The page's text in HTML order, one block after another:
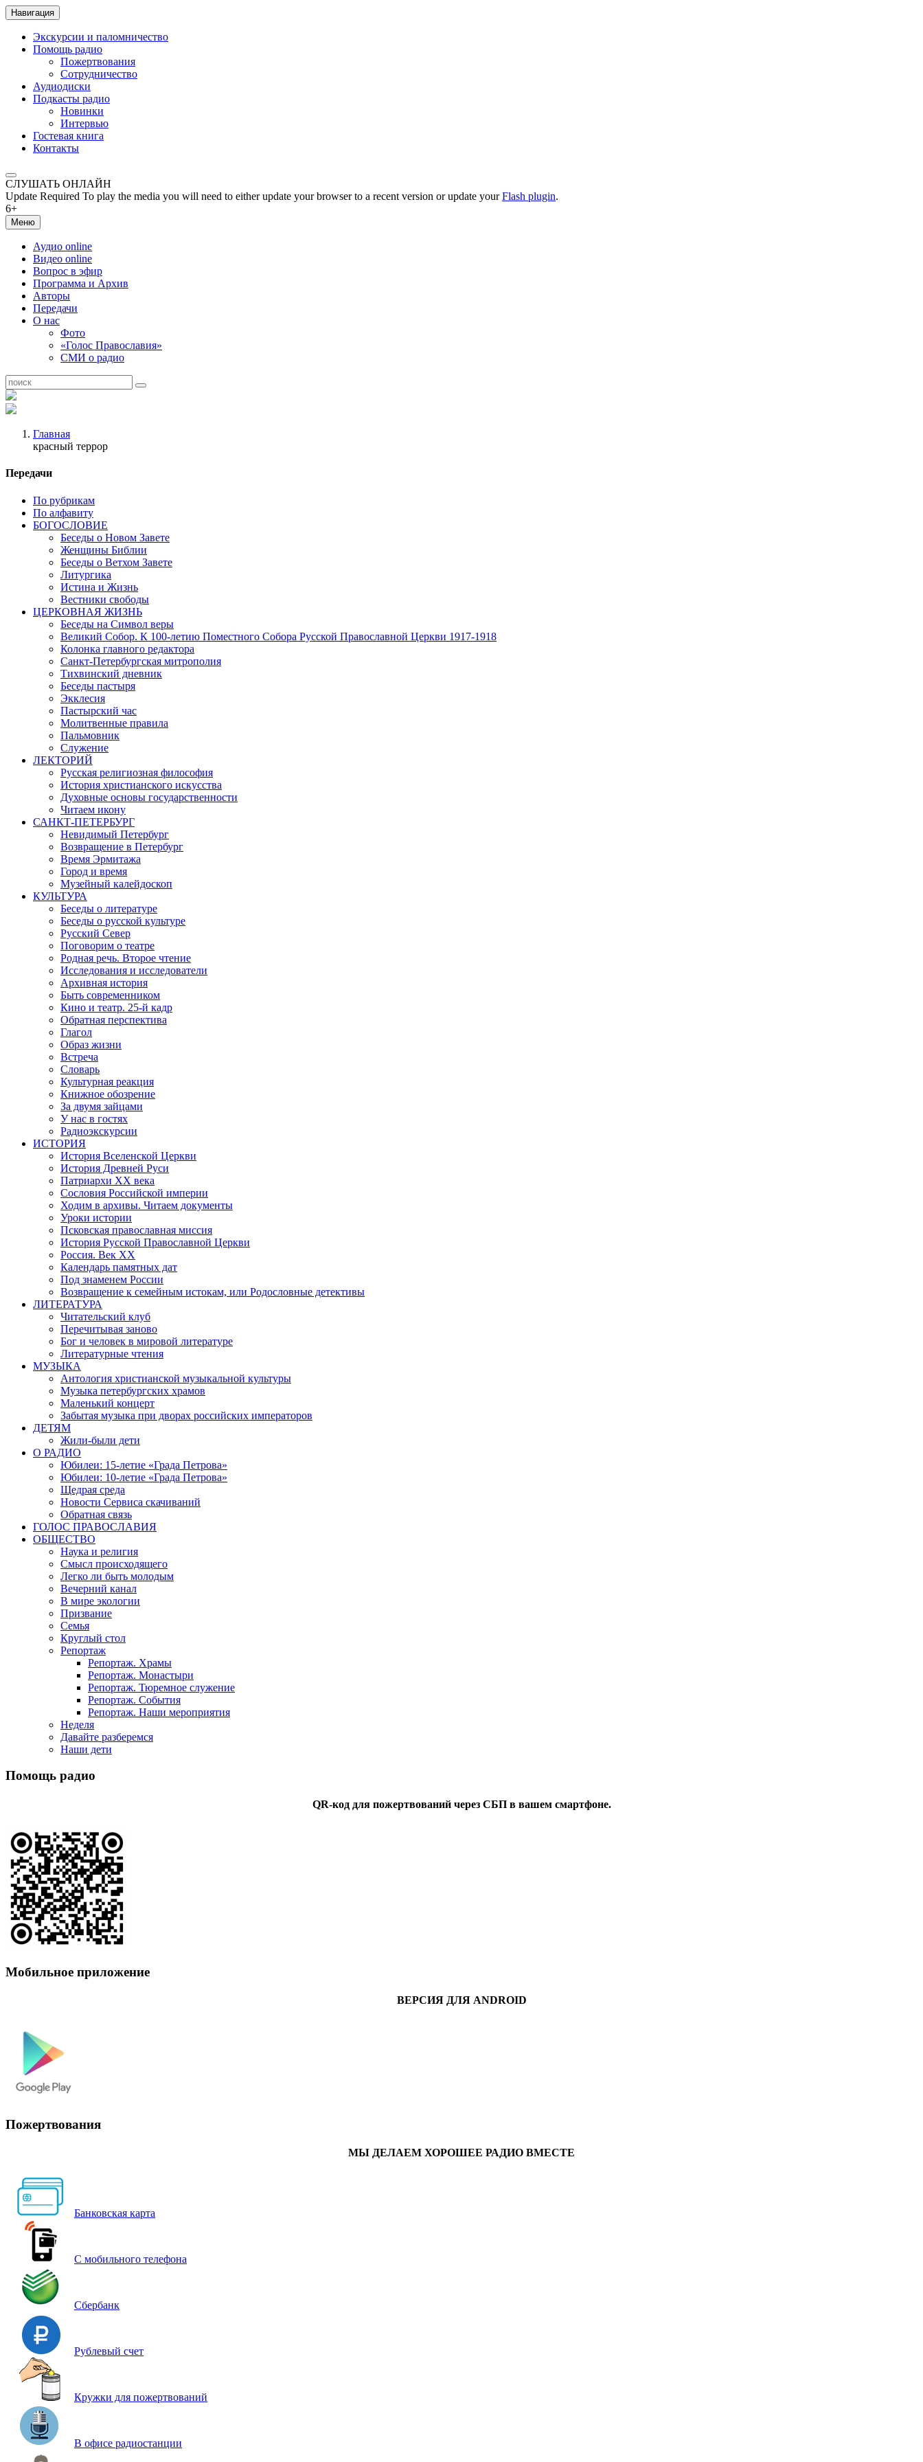
Навигация
Экскурсии и паломничество
Помощь радио
Пожертвования
Сотрудничество
Аудиодиски
Подкасты радио
Новинки
Интервью
Гостевая книга
Контакты
СЛУШАТЬ ОНЛАЙН
Update Required To play the media you will need to either update your browser to a recent version or update yourFlash plugin.
6+
Меню
Аудио online
Видео online
Вопрос в эфир
Программа и Архив
Авторы
Передачи
О нас
Фото
«Голос Православия»
СМИ о радио
Главная
красный террор
Передачи
По рубрикам
По алфавиту
БОГОСЛОВИЕ
Беседы о Новом Завете
Женщины Библии
Беседы о Ветхом Завете
Литургика
Истина и Жизнь
Вестники свободы
ЦЕРКОВНАЯ ЖИЗНЬ
Беседы на Символ веры
Великий Собор. К 100-летию Поместного Собора Русской Православной Церкви 1917-1918
Колонка главного редактора
Санкт-Петербургская митрополия
Тихвинский дневник
Беседы пастыря
Экклесия
Пастырский час
Молитвенные правила
Пальмовник
Служение
ЛЕКТОРИЙ
Русская религиозная философия
История христианского искусства
Духовные основы государственности
Читаем икону
САНКТ-ПЕТЕРБУРГ
Невидимый Петербург
Возвращение в Петербург
Время Эрмитажа
Город и время
Музейный калейдоскоп
КУЛЬТУРА
Беседы о литературе
Беседы о русской культуре
Русский Север
Поговорим о театре
Родная речь. Второе чтение
Исследования и исследователи
Архивная история
Быть современником
Кино и театр. 25-й кадр
Обратная перспектива
Глагол
Образ жизни
Встреча
Словарь
Культурная реакция
Книжное обозрение
За двумя зайцами
У нас в гостях
Радиоэкскурсии
ИСТОРИЯ
История Вселенской Церкви
История Древней Руси
Патриархи XX века
Сословия Российской империи
Ходим в архивы. Читаем документы
Уроки истории
Псковская православная миссия
История Русской Православной Церкви
Россия. Век ХХ
Календарь памятных дат
Под знаменем России
Возвращение к семейным истокам, или Родословные детективы
ЛИТЕРАТУРА
Читательский клуб
Перечитывая заново
Бог и человек в мировой литературе
Литературные чтения
МУЗЫКА
Антология христианской музыкальной культуры
Музыка петербургских храмов
Маленький концерт
Забытая музыка при дворах российских императоров
ДЕТЯМ
Жили-были дети
О РАДИО
Юбилеи: 15-летие «Града Петрова»
Юбилеи: 10-летие «Града Петрова»
Щедрая среда
Новости Сервиса скачиваний
Обратная связь
ГОЛОС ПРАВОСЛАВИЯ
ОБЩЕСТВО
Наука и религия
Смысл происходящего
Легко ли быть молодым
Вечерний канал
В мире экологии
Призвание
Семья
Круглый стол
Репортаж
Репортаж. Храмы
Репортаж. Монастыри
Репортаж. Тюремное служение
Репортаж. События
Репортаж. Наши мероприятия
Неделя
Давайте разберемся
Наши дети
Помощь радио
QR-код для пожертвований через СБП в вашем смартфоне.
Мобильное приложение
ВЕРСИЯ ДЛЯ ANDROID
Пожертвования
МЫ ДЕЛАЕМ ХОРОШЕЕ РАДИО ВМЕСТЕ
Банковская карта
С мобильного телефона
Сбербанк
Рублевый счет
Кружки для пожертвований
В офисе радиостанции